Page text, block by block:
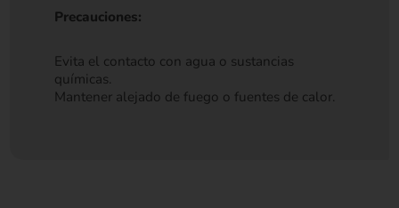
Precauciones:
Evita el contacto con agua o sustancias
químicas.
Mantener alejado de fuego o fuentes de calor.